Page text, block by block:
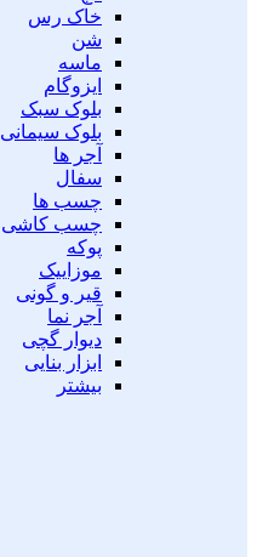
خاک رس
شن
ماسه
ایزوگام
بلوک سبک
بلوک سیمانی
آجر ها
سفال
چسب ها
چسب کاشی
پوکه
موزاییک
قیر و گونی
آجر نما
دیوار گچی
ابزار بنایی
بیشتر